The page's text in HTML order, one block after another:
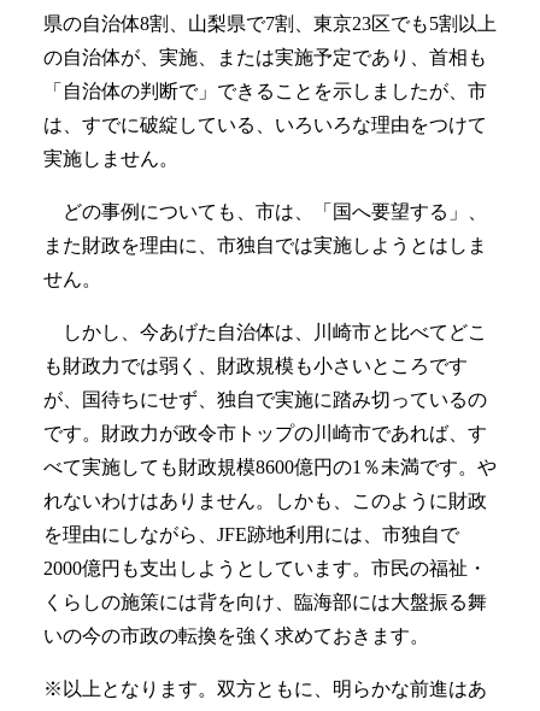
県の自治体8割、山梨県で7割、東京23区でも5割以上
の自治体が、実施、または実施予定であり、首相も
「自治体の判断で」できることを示しましたが、市
は、すでに破綻している、いろいろな理由をつけて
実施しません。
どの事例についても、市は、「国へ要望する」、
また財政を理由に、市独自では実施しようとはしま
せん。
しかし、今あげた自治体は、川崎市と比べてどこ
も財政力では弱く、財政規模も小さいところです
が、国待ちにせず、独自で実施に踏み切っているの
です。財政力が政令市トップの川崎市であれば、す
べて実施しても財政規模8600億円の1％未満です。や
れないわけはありません。しかも、このように財政
を理由にしながら、JFE跡地利用には、市独自で
2000億円も支出しようとしています。市民の福祉・
くらしの施策には背を向け、臨海部には大盤振る舞
いの今の市政の転換を強く求めておきます。
※以上となります。双方ともに、明らかな前進はあ